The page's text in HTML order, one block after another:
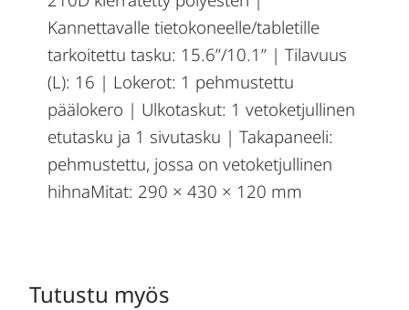
Kannettavalle tietokoneelle/tabletille
tarkoitettu tasku: 15.6”/10.1” | Tilavuus
(L): 16 | Lokerot: 1 pehmustettu
päälokero | Ulkotaskut: 1 vetoketjullinen
etutasku ja 1 sivutasku | Takapaneeli:
pehmustettu, jossa on vetoketjullinen
hihnaMitat: 290 × 430 × 120 mm
Tutustu myös